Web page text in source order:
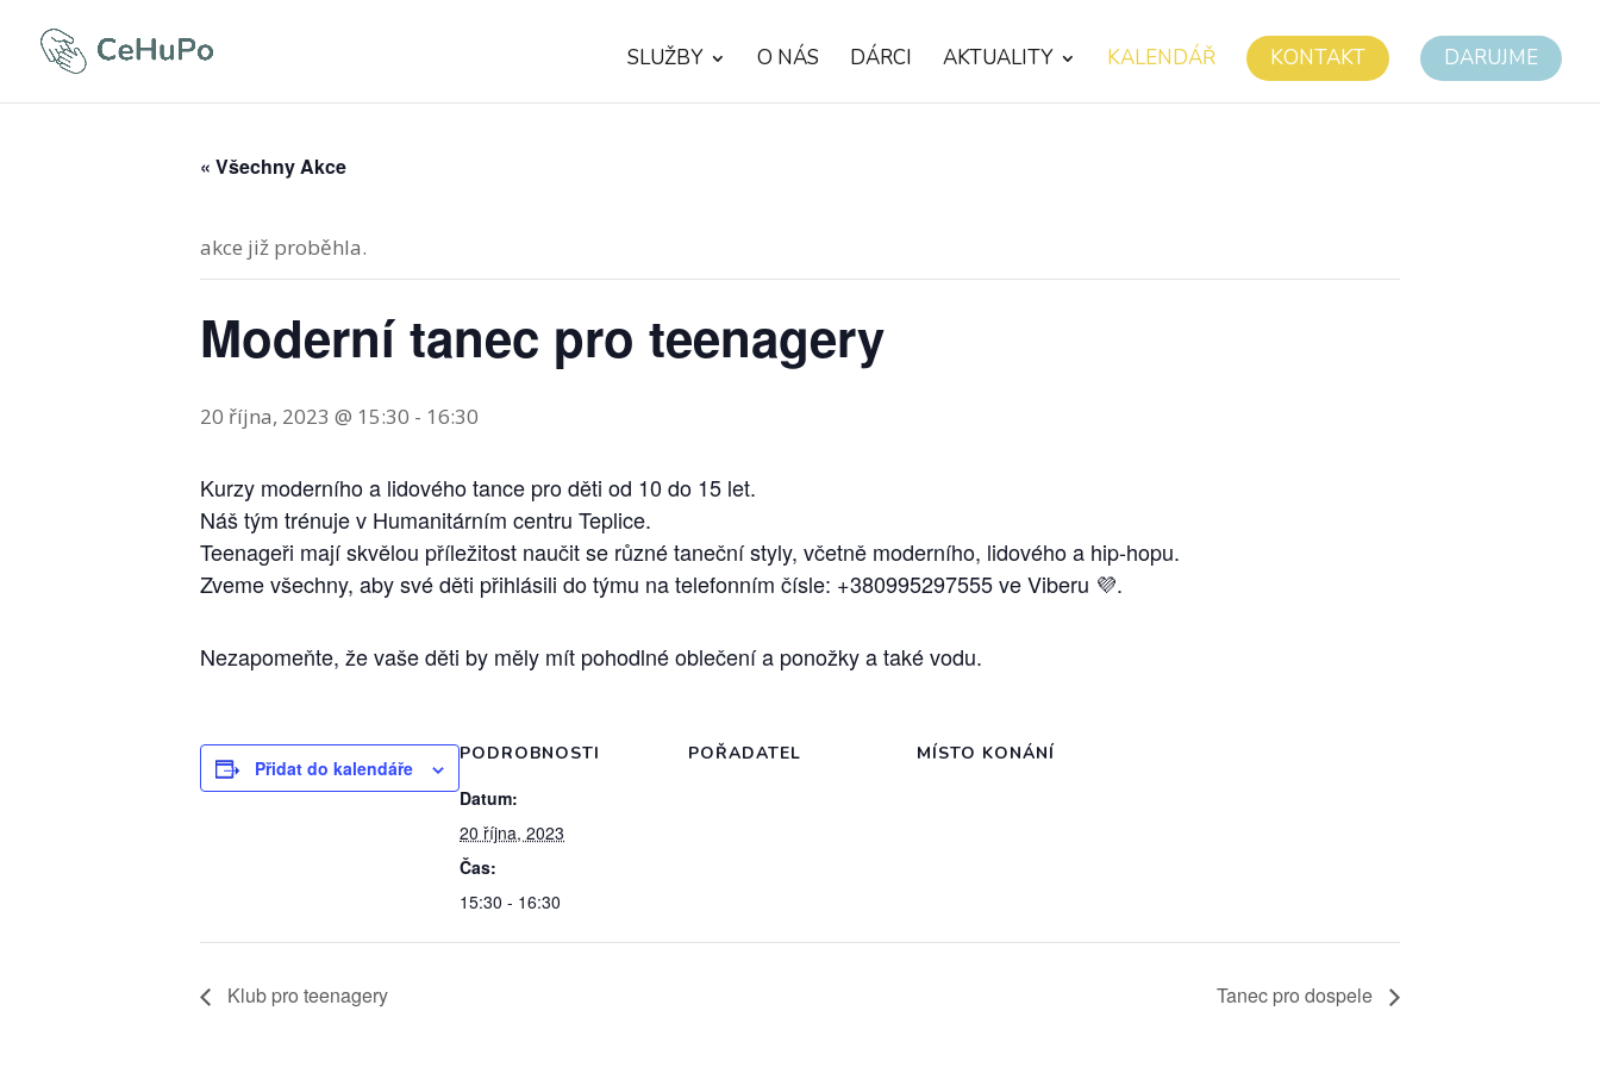
SLUŽBY O NÁS DÁRCI AKTUALITY KALENDÁŘ KONTAKT DARUJME
« Všechny Akce
akce již proběhla.
Moderní tanec pro teenagery
20 října, 2023 @ 15:30 - 16:30
Kurzy moderního a lidového tance pro děti od 10 do 15 let.
Náš tým trénuje v Humanitárním centru Teplice.
Teenageři mají skvělou příležitost naučit se různé taneční styly, včetně moderního, lidového a hip-hopu.
Zveme všechny, aby své děti přihlásili do týmu na telefonním čísle: +380995297555 ve Viberu 💜.
Nezapomeňte, že vaše děti by měly mít pohodlné oblečení a ponožky a také vodu.
Přidat do kalendáře
PODROBNOSTI
Datum:
20 října, 2023
Čas:
15:30 - 16:30
POŘADATEL MÍSTO KONÁNÍ
Klub pro teenagery Tanec pro dospele